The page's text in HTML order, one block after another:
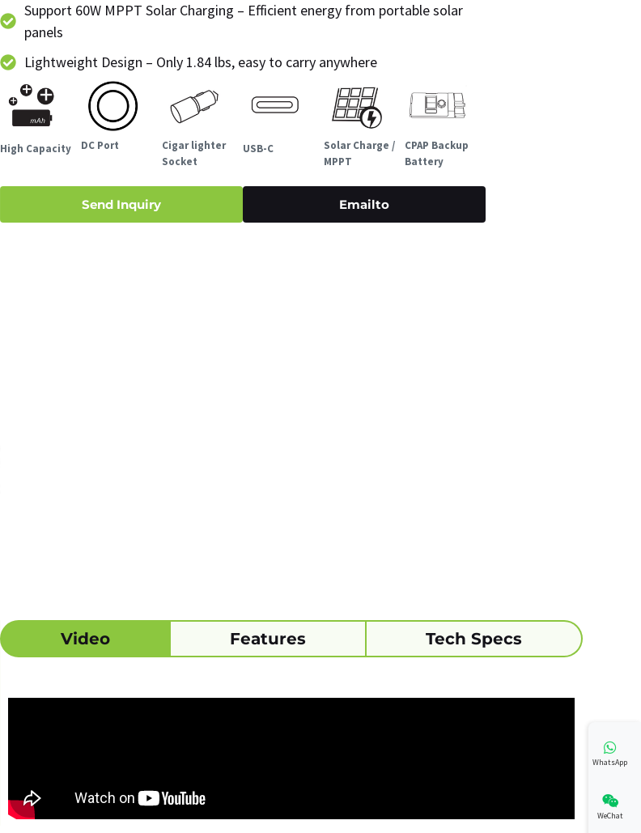
Support 60W MPPT Solar Charging – Efficient energy from portable solar
panels
Lightweight Design – Only 1.84 lbs, easy to carry anywhere
High Capacity DC Port
Cigar lighter
Socket
USB-C
Solar Charge /
MPPT
CPAP Backup
Battery
Send Inquiry Emailto
Video Features Tech Specs
WhatsApp
WeChat